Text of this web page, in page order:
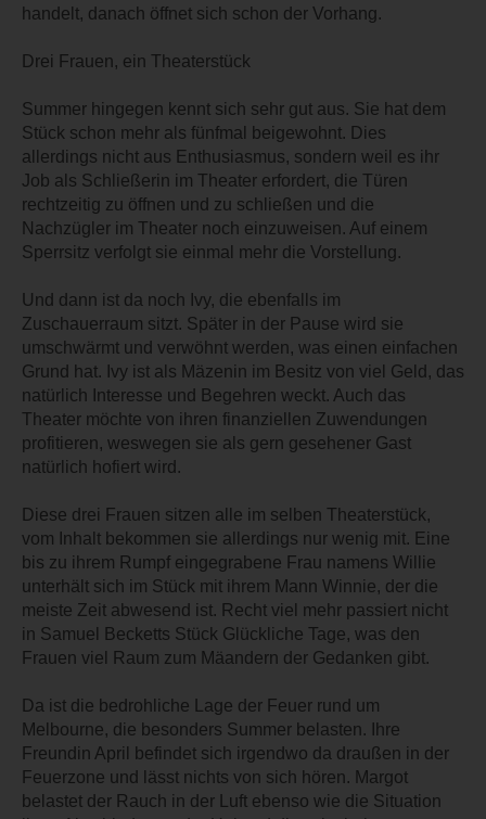
handelt, danach öffnet sich schon der Vorhang.
Drei Frauen, ein Theaterstück
Summer hingegen kennt sich sehr gut aus. Sie hat dem
Stück schon mehr als fünfmal beigewohnt. Dies
allerdings nicht aus Enthusiasmus, sondern weil es ihr
Job als Schließerin im Theater erfordert, die Türen
rechtzeitig zu öffnen und zu schließen und die
Nachzügler im Theater noch einzuweisen. Auf einem
Sperrsitz verfolgt sie einmal mehr die Vorstellung.
Und dann ist da noch Ivy, die ebenfalls im
Zuschauerraum sitzt. Später in der Pause wird sie
umschwärmt und verwöhnt werden, was einen einfachen
Grund hat. Ivy ist als Mäzenin im Besitz von viel Geld, das
natürlich Interesse und Begehren weckt. Auch das
Theater möchte von ihren finanziellen Zuwendungen
profitieren, weswegen sie als gern gesehener Gast
natürlich hofiert wird.
Diese drei Frauen sitzen alle im selben Theaterstück,
vom Inhalt bekommen sie allerdings nur wenig mit. Eine
bis zu ihrem Rumpf eingegrabene Frau namens Willie
unterhält sich im Stück mit ihrem Mann Winnie, der die
meiste Zeit abwesend ist. Recht viel mehr passiert nicht
in Samuel Becketts Stück Glückliche Tage, was den
Frauen viel Raum zum Mäandern der Gedanken gibt.
Da ist die bedrohliche Lage der Feuer rund um
Melbourne, die besonders Summer belasten. Ihre
Freundin April befindet sich irgendwo da draußen in der
Feuerzone und lässt nichts von sich hören. Margot
belastet der Rauch in der Luft ebenso wie die Situation